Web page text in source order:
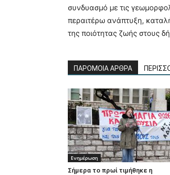
συνδυασμό με τις
περαιτέρω ανάπτυξη,
της ποιότητας ζωής στους
ΠΑΡΟΜΟΙΑ ΑΡΘΡΑ
Ενημέρωση
Σήμερα το πρωί τιμήθηκε η